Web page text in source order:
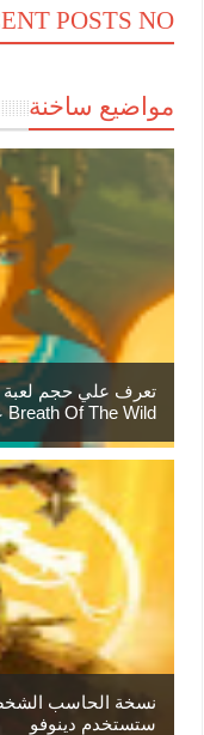
POSTS NO.
مواضيع ساخنة
Breath Of The Wild علي الـSwitch
ستستخدم دينوفو